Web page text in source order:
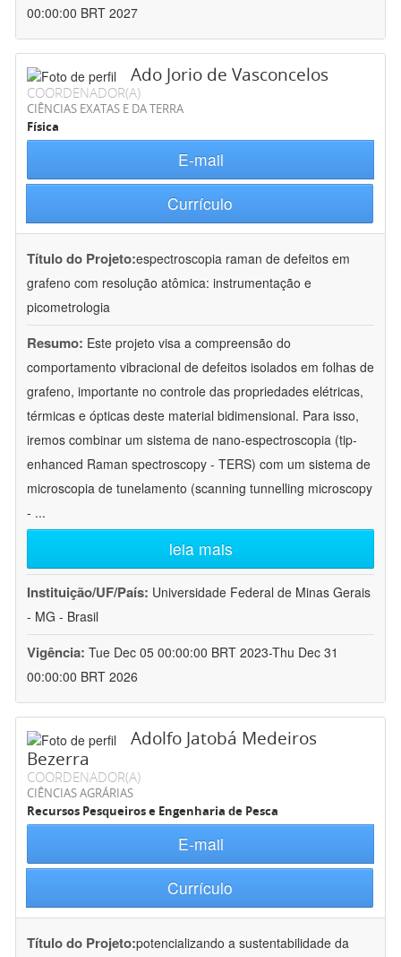
00:00:00 BRT 2027
Ado Jorio de Vasconcelos
COORDENADOR(A)
CIÊNCIAS EXATAS E DA TERRA
Física
E-mail
Currículo
Título do Projeto:espectroscopia raman de defeitos em
grafeno com resolução atômica: instrumentação e
picometrologia
Resumo: Este projeto visa a compreensão do
comportamento vibracional de defeitos isolados em folhas de
grafeno, importante no controle das propriedades elétricas,
térmicas e ópticas deste material bidimensional. Para isso,
iremos combinar um sistema de nano-espectroscopia (tip-
enhanced Raman spectroscopy - TERS) com um sistema de
microscopia de tunelamento (scanning tunnelling microscopy
- ...
leia mais
Instituição/UF/País: Universidade Federal de Minas Gerais
- MG - Brasil
Vigência: Tue Dec 05 00:00:00 BRT 2023-Thu Dec 31
00:00:00 BRT 2026
Adolfo Jatobá Medeiros
Bezerra
COORDENADOR(A)
CIÊNCIAS AGRÁRIAS
Recursos Pesqueiros e Engenharia de Pesca
E-mail
Currículo
Título do Projeto:potencializando a sustentabilidade da